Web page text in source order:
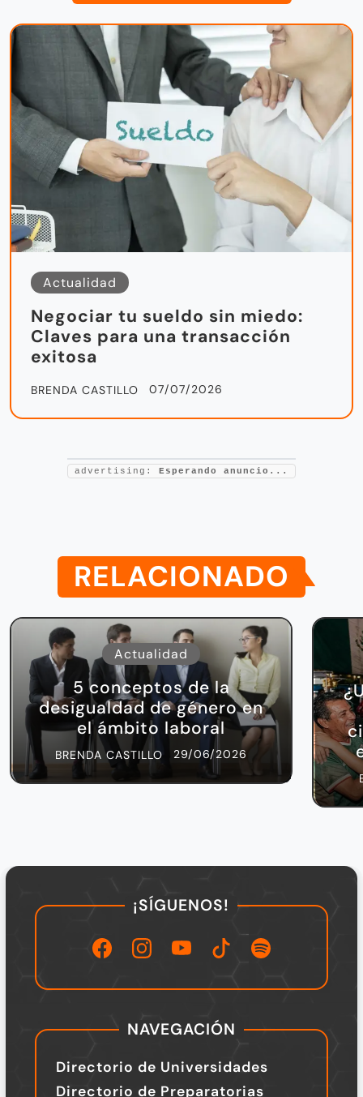
Actualidad
Negociar tu sueldo sin miedo:
Claves para una transacción
exitosa
BRENDA CASTILLO 07/07/2026
advertising: Esperando anuncio...
RELACIONADO
Actualidad
5 conceptos de la
desigualdad de género en
el ámbito laboral
BRENDA CASTILLO 29/06/2026
¡SÍGUENOS!
NAVEGACIÓN
Directorio de Universidades
Directorio de Preparatorias